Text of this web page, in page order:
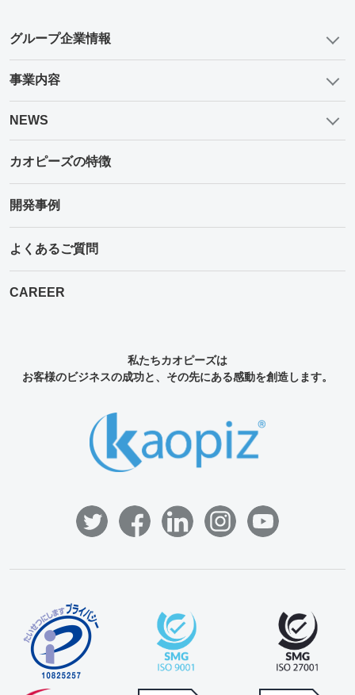
グループ企業情報
事業内容
NEWS
カオピーズの特徴
開発事例
よくあるご質問
CAREER
私たちカオピーズは
お客様のビジネスの成功と、その先にある感動を創造します。